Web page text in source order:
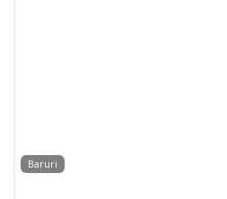
Baruri